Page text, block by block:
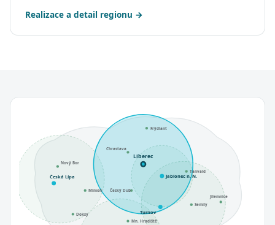
Realizace a detail regionu
Liberec
Jablonec n. N.
Turnov
Česká Lípa
Chrastava
Frýdlant
Tanvald
Semily
Jilemnice
Nový Bor
Mimoň
Doksy
Mn. Hradiště
Český Dub